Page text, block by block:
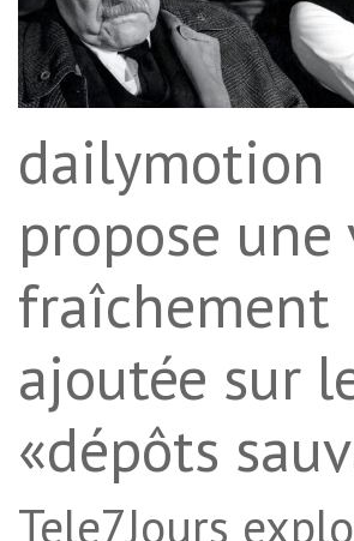
dailymotion
propose une
fraîchement
ajoutée sur
«dépôts
Tele7Jours